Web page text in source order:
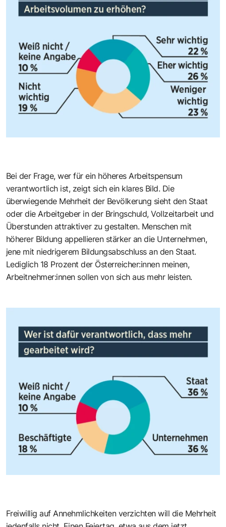
Bei der Frage, wer für ein höheres Arbeitspensum
verantwortlich ist, zeigt sich ein klares Bild. Die
überwiegende Mehrheit der Bevölkerung sieht den Staat
oder die Arbeitgeber in der Bringschuld, Vollzeitarbeit und
Überstunden attraktiver zu gestalten. Menschen mit
höherer Bildung appellieren stärker an die Unternehmen,
jene mit niedrigerem Bildungsabschluss an den Staat.
Lediglich 18 Prozent der Österreicher:innen meinen,
Arbeitnehmer:innen sollen von sich aus mehr leisten.
Freiwillig auf Annehmlichkeiten verzichten will die Mehrheit